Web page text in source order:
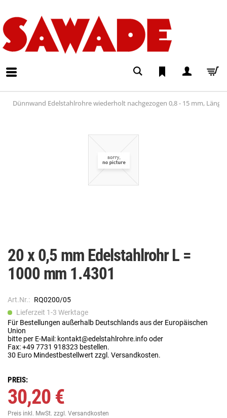
Dünnwand Edelstahlrohre wiederholt nachgezogen 0,8 - 15 mm, Länge
20 x 0,5 mm Edelstahlrohr L =
1000 mm 1.4301
Art.Nr.: RQ0200/05
Lieferzeit 1-3 Werktage
Für Bestellungen außerhalb Deutschlands aus der Europäischen
Union
bitte per E-Mail: kontakt@edelstahlrohre.info oder
Fax: +49 7731 918323 bestellen.
30 Euro Mindestbestellwert zzgl. Versandkosten.
PREIS:
30,20 €
Preis inkl. MwSt. zzgl. Versandkosten